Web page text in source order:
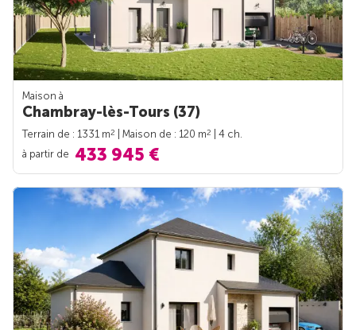
Maison à
Chambray-lès-Tours (37)
Terrain de : 1331 m2 | Maison de : 120 m2
| 4 ch.
à partir de 433 945 €